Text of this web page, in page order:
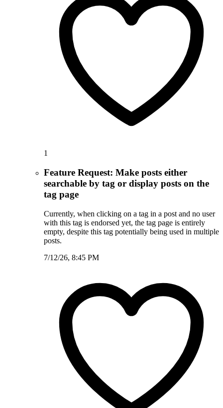
1
Feature Request: Make posts either
searchable by tag or display posts on the
tag page
Currently, when clicking on a tag in a post and no user
with this tag is endorsed yet, the tag page is entirely
empty, despite this tag potentially being used in multiple
posts.
7/12/26, 8:45 PM